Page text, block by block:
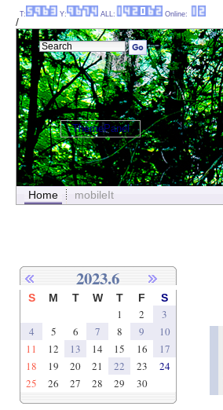
/
Home mobileIt
2023.6
S M T W T F S
1 2
3
4
5 6 7 8 9
10
11
12 13 14 15 16
17
18
19 20 21 22 23
24
25
26 27 28 29 30
T: Y: ALL: Online:
ThemePanel